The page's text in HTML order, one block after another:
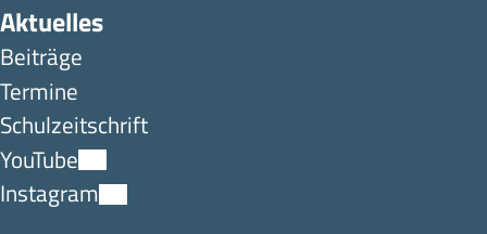
Aktuelles
Beiträge
Termine
Schulzeitschrift
YouTube
Instagram